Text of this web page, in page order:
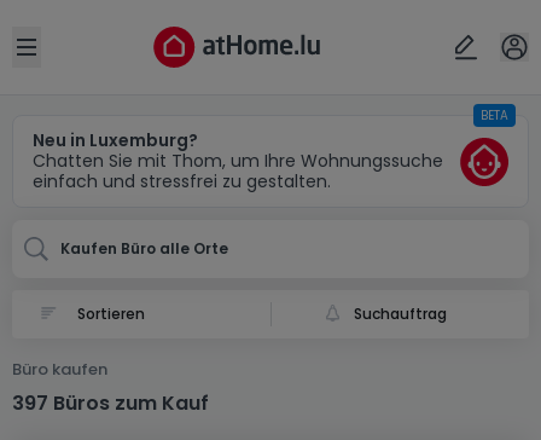
Open sidebar
Neu in Luxemburg?
Chatten Sie mit Thom, um Ihre Wohnungssuche
einfach und stressfrei zu gestalten.
BETA
Kaufen Büro alle Orte
Suchauftrag
Büro kaufen
397 Büros zum Kauf
Ort
Abbrechen ok